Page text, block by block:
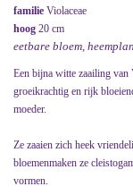
familie Violaceae
hoog 20 cm
eetbare bloem,
Een bijna witte zaailing
groeikrachtig en rijk
moeder.
Ze zaaien zich heek
bloemenmaken ze
vormen.